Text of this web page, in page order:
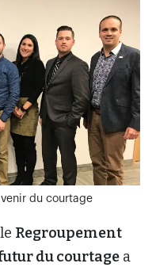
du courtage
Regroupement
du courtage a